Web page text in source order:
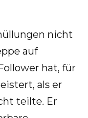
nicht
auf
hat, für
als er
teilte. Er